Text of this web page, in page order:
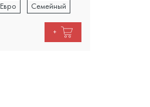
Евро Семейный
+